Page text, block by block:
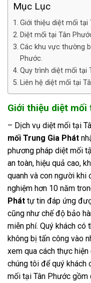
Mục Lục
Giới thiệu diệt mối tại
Diệt mối tại Tân
Các khu vực thường
Phước.
Quy trình diệt mối tại
Liên hệ diệt mối tại
Giới thiệu diệt mối
– Dịch vụ diệt mối tại
mối Trung Gia Phát
phương pháp diệt mối
an toàn, hiệu quả cao,
quanh và con người khi
nghiệm hơn 10 năm
Phát tự tin đáp ứng
cũng như chế độ bảo
miễn phí. Quý khách có
không bị tấn công vào
xem qua cách thực
chúng tôi để quý khách
mối tại Tân Phước gồm